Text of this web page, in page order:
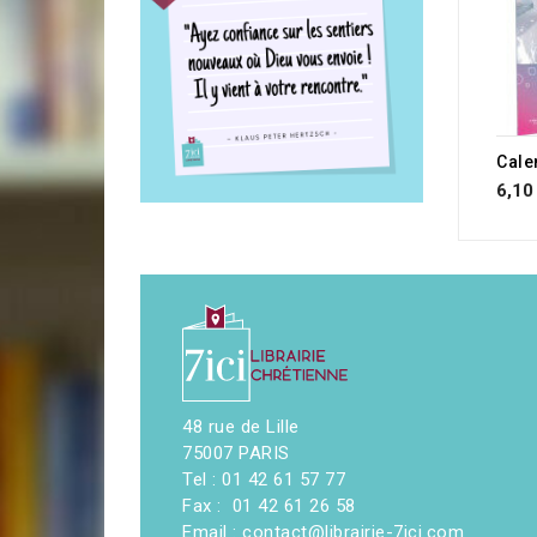
6,10
48 rue de Lille
75007 PARIS
Tel : 01 42 61 57 77
Fax : 01 42 61 26 58
Email : contact@librairie-7ici.com